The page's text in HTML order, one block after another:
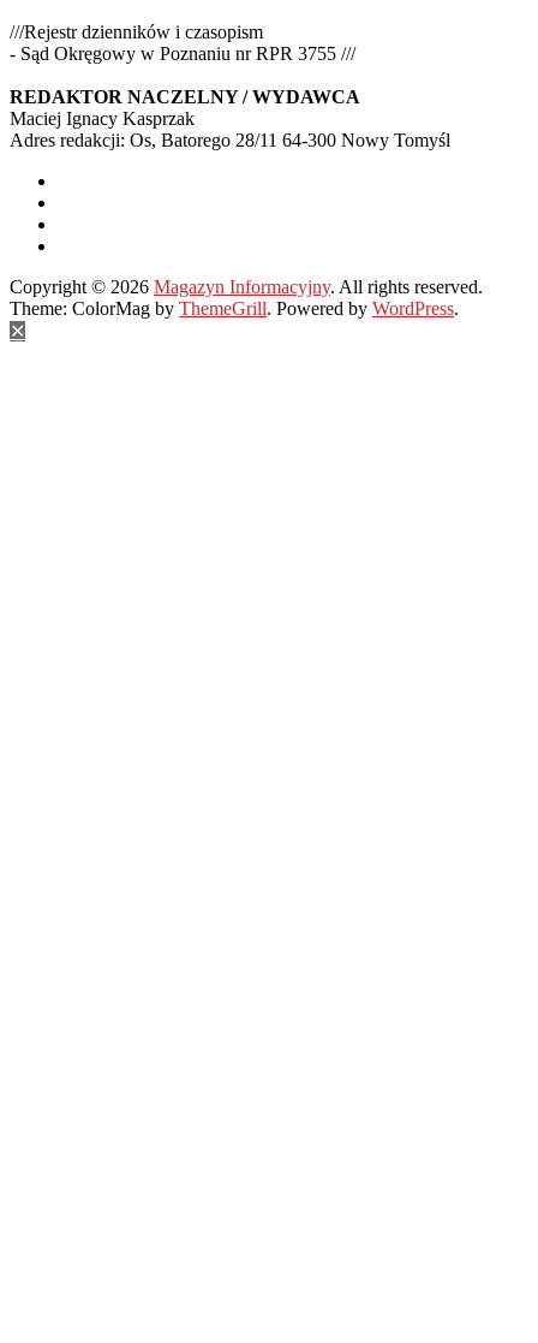
///Rejestr dzienników i czasopism
- Sąd Okręgowy w Poznaniu nr RPR 3755 ///
REDAKTOR NACZELNY / WYDAWCA
Maciej Ignacy Kasprzak
Adres redakcji: Os, Batorego 28/11 64-300 Nowy Tomyśl
Copyright © 2026 Magazyn Informacyjny. All rights reserved.
Theme: ColorMag by ThemeGrill. Powered by WordPress.
✕